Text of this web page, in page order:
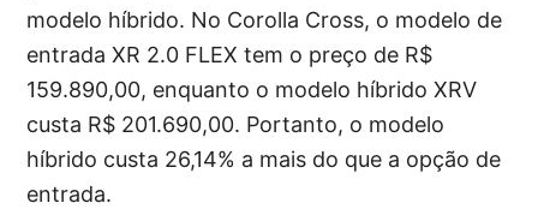
modelo híbrido. No Corolla Cross, o modelo de
entrada XR 2.0 FLEX tem o preço de R$
159.890,00, enquanto o modelo híbrido XRV
custa R$ 201.690,00. Portanto, o modelo
híbrido custa 26,14% a mais do que a opção de
entrada.